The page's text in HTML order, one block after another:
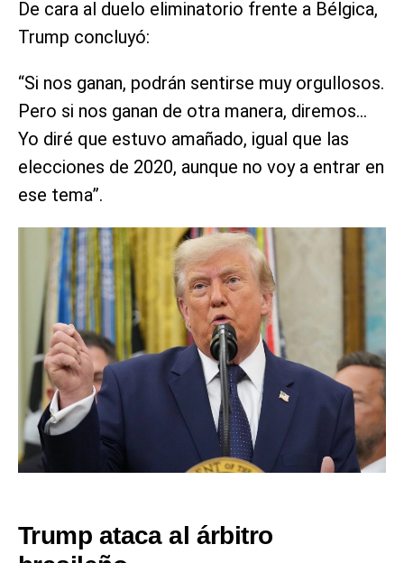
De cara al duelo eliminatorio frente a Bélgica,
Trump concluyó:
“Si nos ganan, podrán sentirse muy orgullosos.
Pero si nos ganan de otra manera, diremos…
Yo diré que estuvo amañado, igual que las
elecciones de 2020, aunque no voy a entrar en
ese tema”.
Trump ataca al árbitro